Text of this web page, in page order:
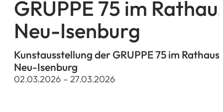
GRUPPE 75 im
Neu-Isenburg
Kunstausstellung der GRUPPE 75 im Rathaus
Neu-Isenburg
02.03.2026 – 27.03.2026